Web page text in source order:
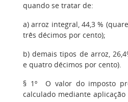
quando se tratar de:
a) arroz integral, 44,3 %
três décimos por cento);
b) demais tipos de arroz,
e quatro décimos por cento).
§ 1º O valor do imposto
calculado mediante